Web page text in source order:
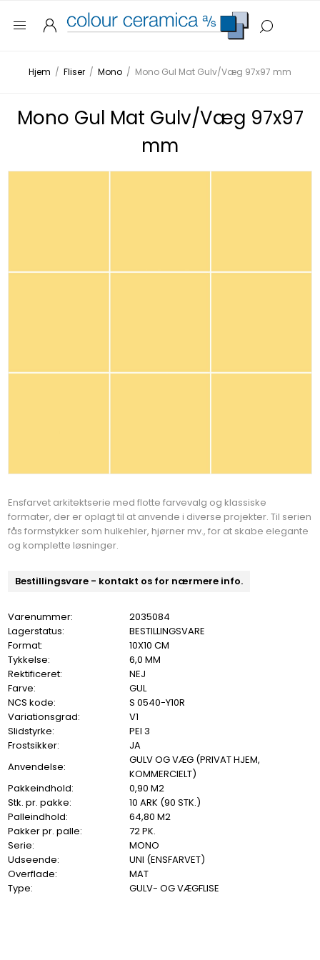
Hjem / Fliser / Mono / Mono Gul Mat Gulv/Væg 97x97 mm
Mono Gul Mat Gulv/Væg 97x97
mm
Ensfarvet arkitektserie med flotte farvevalg og klassiske
formater, der er oplagt til at anvende i diverse projekter. Til serien
fås formstykker som hulkehler, hjørner mv., for at skabe elegante
og komplette løsninger.
Bestillingsvare - kontakt os for nærmere info.
Varenummer:
2035084
Lagerstatus:
BESTILLINGSVARE
Format:
10X10 CM
Tykkelse:
6,0 MM
Rektificeret:
NEJ
Farve:
GUL
NCS kode:
S 0540-Y10R
Variationsgrad:
V1
Slidstyrke:
PEI 3
Frostsikker:
JA
Anvendelse:
GULV OG VÆG (PRIVAT HJEM,
KOMMERCIELT)
Pakkeindhold:
0,90 M2
Stk. pr. pakke:
10 ARK (90 STK.)
Palleindhold:
64,80 M2
Pakker pr. palle:
72 PK.
Serie:
MONO
Udseende:
UNI (ENSFARVET)
Overflade:
MAT
Type:
GULV- OG VÆGFLISE